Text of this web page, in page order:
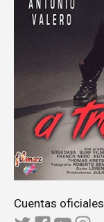
Cuentas oficiales